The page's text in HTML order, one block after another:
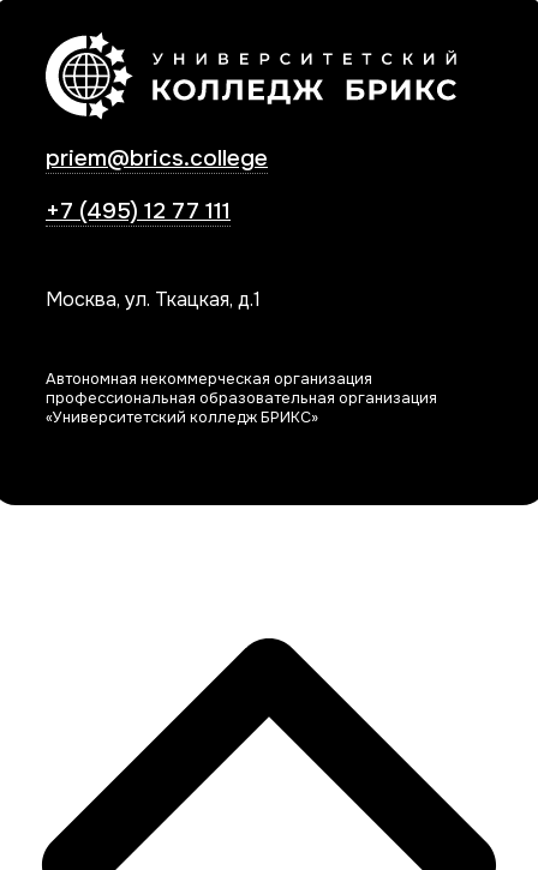
priem@brics.college
+7 (495) 12 77 111
Москва, ул. Ткацкая, д.1
Автономная некоммерческая организация
профессиональная образовательная организация
«Университетский колледж БРИКС»